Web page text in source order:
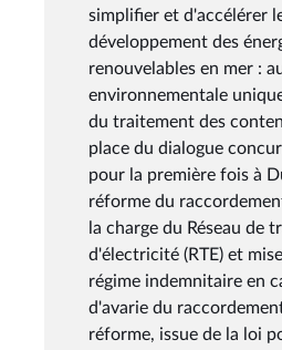
simplifier et d'accélérer
développement des
renouvelables en mer :
environnementale
du traitement des
place du dialogue
pour la première fois à
réforme du
la charge du Réseau de
d'électricité (RTE) et
régime indemnitaire en
d'avarie du
réforme, issue de la loi